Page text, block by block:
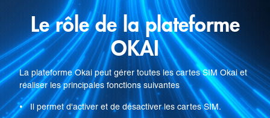
Le rôle de la plateforme
OKAI
La plateforme Okai peut gérer toutes les cartes SIM Okai et
réaliser les principales fonctions suivantes
• Il permet d'activer et de désactiver les cartes SIM.